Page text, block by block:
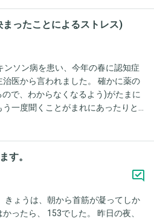
症状緩和のために入院を病院にお
うか？ やっぱり、介護施設や在宅
が今一つわかりません。
ったことによるストレス)
ソン病を患い、今年の春に認知症
言われました。 確かに薬の
で、わからなくなるよう)がたまに
一度聞くことがまれにあったりと
たかなということはありました。
支障なかったですし、主治医から
はないと言われています。 その
ものの、これも数日で軽快し、おお
た。 リハビリも頑張り、穏やかに
す。
きょうは、朝から首筋が凝ってしか
、 153でした。 昨日の夜、